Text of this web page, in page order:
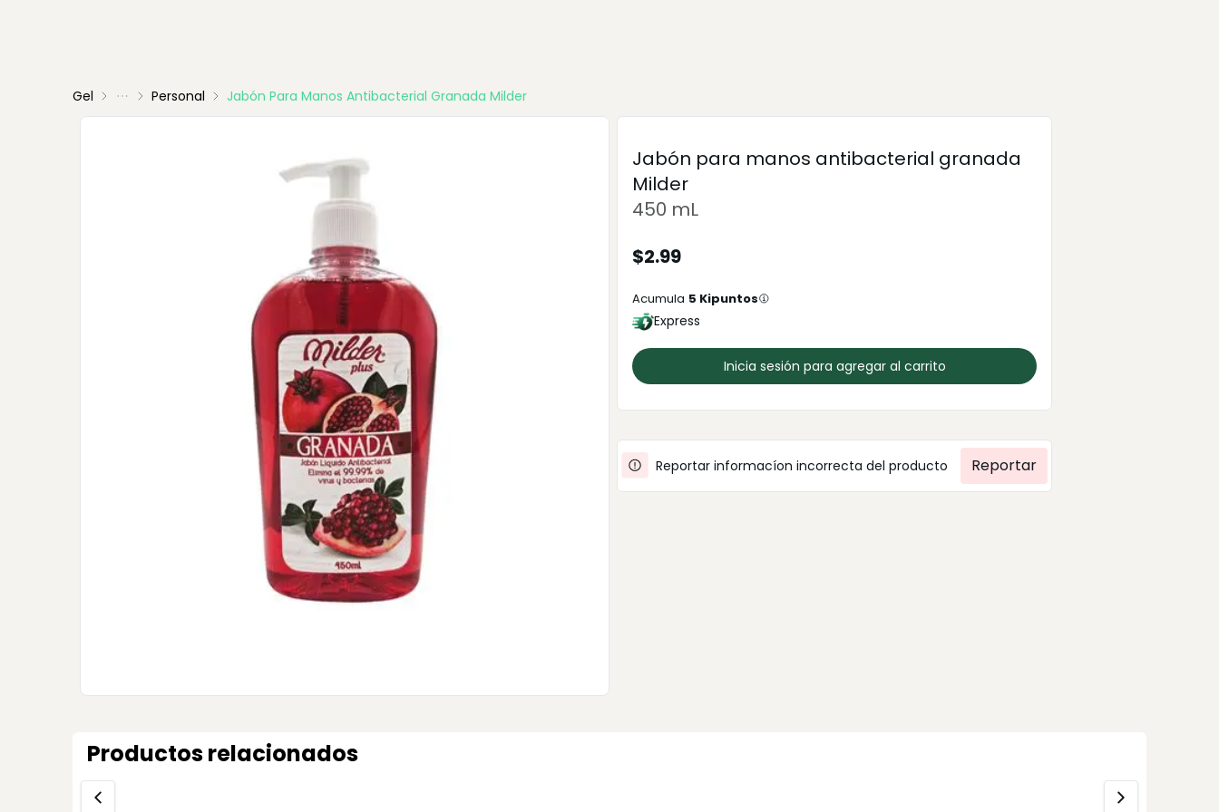
Gel Personal Jabón Para Manos Antibacterial Granada Milder
Jabón para manos antibacterial granada
Milder
450 mL
$2.99
Acumula 5 Kipuntos
Express
Inicia sesión para agregar al carrito
Reportar informacíon incorrecta del producto Reportar
Productos relacionados